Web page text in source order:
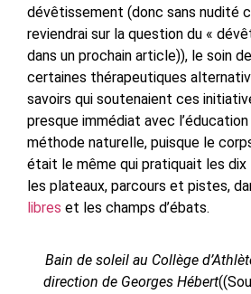
dévêtissement (donc sans nudité
reviendrai sur la question du «
dans un prochain article)), le soin
certaines thérapeutiques
savoirs qui soutenaient ces
presque immédiat avec
méthode naturelle, puisque le
était le même qui pratiquait les dix
les plateaux, parcours et pistes,
libres et les champs d’ébats.
Bain de soleil au Collège
direction de Georges Hébert